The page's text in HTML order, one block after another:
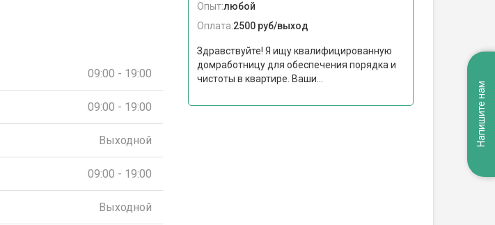
09:00 - 19:00
09:00 - 19:00
Выходной
09:00 - 19:00
Выходной
Опыт:любой
Оплата:2500 руб/выход
Здравствуйте! Я ищу квалифицированную
домработницу для обеспечения порядка и
чистоты в квартире. Ваши...
Напишите нам